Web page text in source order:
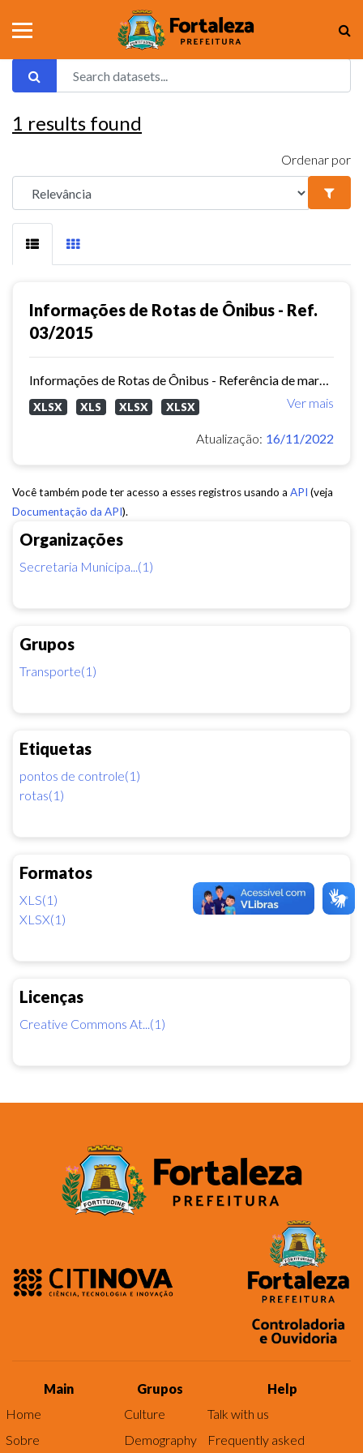
Organizações
Secretaria Municipa...(1)
Grupos
Transporte(1)
Etiquetas
pontos de controle(1)
rotas(1)
Formatos
XLS(1)
XLSX(1)
Licenças
Creative Commons At...(1)
1 results found
Ordenar por
Informações de Rotas de Ônibus - Ref.
03/2015
Ver mais
XLSX XLS XLSX XLSX
Atualização: 16/11/2022
Você também pode ter acesso a esses registros usando a API (veja
Documentação da API).
Main
Home
Sobre
Grupos
Culture
Demography
Help
Talk with us
Frequently asked